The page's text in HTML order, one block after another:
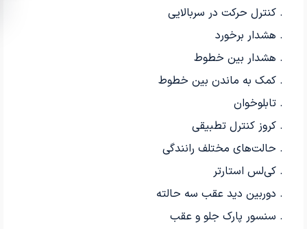
. کنترل حرکت در سربالایی
. هشدار برخورد
. هشدار بین خطوط
. کمک به ماندن بین خطوط
. تابلوخوان
. کروز کنترل تطبیقی
. حالت‌های مختلف رانندگی
. کی‌لس استارتر
. دوربین دید عقب سه حالته
. سنسور پارک جلو و عقب